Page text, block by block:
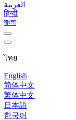
العربية
हिन्दी
বাংলা
ไทย
English
简体中文
繁体中文
日本語
한국어